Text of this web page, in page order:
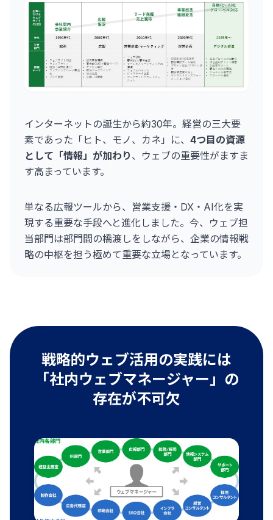
インターネットの誕生から約30年。経営の三大要
素であった「ヒト、モノ、カネ」に、 4つ目の資源
として「情報」が加わり 、ウェブの重要性がますま
す高まっています。
単なる広報ツールから、営業支援・DX・AI化を実
現する重要な手段へと進化しました。今、ウェブ担
当部門は部門間の橋渡しをしながら、企業の情報戦
略の中枢を担う極めて重要な立場となっています。
戦略的ウェブ活用の実践には
「社内ウェブマネージャー」の
存在が不可欠